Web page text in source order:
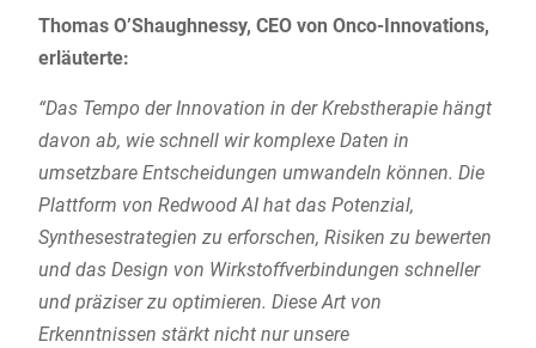
Thomas O’Shaughnessy, CEO von Onco-Innovations,
erläuterte:
“Das Tempo der Innovation in der Krebstherapie hängt
davon ab, wie schnell wir komplexe Daten in
umsetzbare Entscheidungen umwandeln können. Die
Plattform von Redwood AI hat das Potenzial,
Synthesestrategien zu erforschen, Risiken zu bewerten
und das Design von Wirkstoffverbindungen schneller
und präziser zu optimieren. Diese Art von
Erkenntnissen stärkt nicht nur unsere